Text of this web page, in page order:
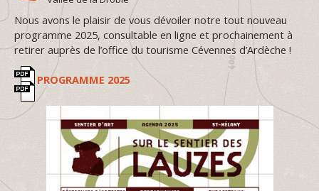
Nous avons le plaisir de vous dévoiler notre tout nouveau
programme 2025, consultable en ligne et prochainement à
retirer auprès de l’office du tourisme Cévennes d’Ardèche !
PROGRAMME 2025